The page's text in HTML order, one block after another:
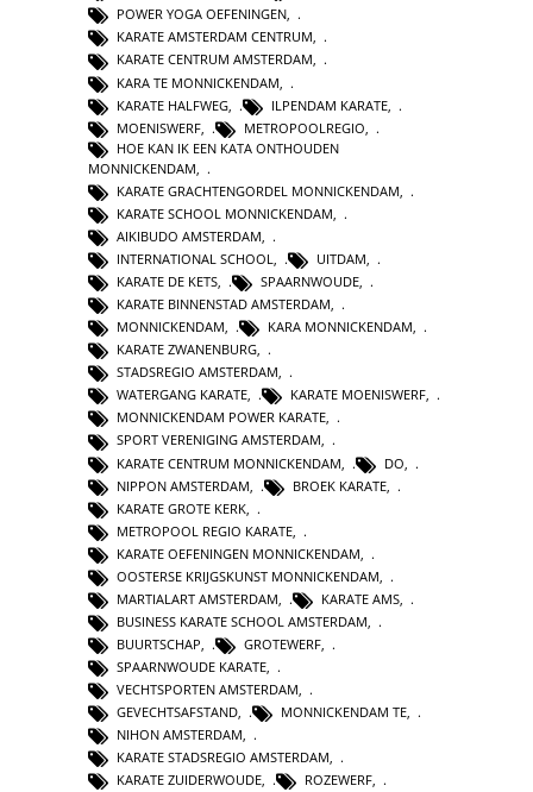
POWER YOGA OEFENINGEN,
KARATE AMSTERDAM CENTRUM,
KARATE CENTRUM AMSTERDAM,
KARA TE MONNICKENDAM
KARATE HALFWEG
ILPENDAM KARATE
MOENISWERF
METROPOOLREGIO
HOE KAN IK EEN KATA ONTHOUDEN
MONNICKENDAM
KARATE GRACHTENGORDEL MONNICKENDAM
KARATE SCHOOL MONNICKENDAM
AIKIBUDO AMSTERDAM
INTERNATIONAL SCHOOL
UITDAM
KARATE DE KETS, SPAARNWOUDE,
KARATE BINNENSTAD AMSTERDAM,
MONNICKENDAM, KARA MONNICKENDAM,
KARATE ZWANENBURG,
STADSREGIO AMSTERDAM,
WATERGANG KARATE, KARATE MOENISWERF,
MONNICKENDAM POWER KARATE,
SPORT VERENIGING AMSTERDAM,
KARATE CENTRUM MONNICKENDAM
DO
NIPPON AMSTERDAM
BROEK KARATE
KARATE GROTE KERK
METROPOOL REGIO KARATE
KARATE OEFENINGEN MONNICKENDAM
OOSTERSE KRIJGSKUNST MONNICKENDAM
MARTIALART AMSTERDAM
KARATE AMS
BUSINESS KARATE SCHOOL AMSTERDAM
BUURTSCHAP, GROTEWERF,
SPAARNWOUDE KARATE,
VECHTSPORTEN AMSTERDAM,
GEVECHTSAFSTAND, MONNICKENDAM TE,
NIHON AMSTERDAM,
KARATE STADSREGIO AMSTERDAM,
KARATE ZUIDERWOUDE, ROZEWERF,